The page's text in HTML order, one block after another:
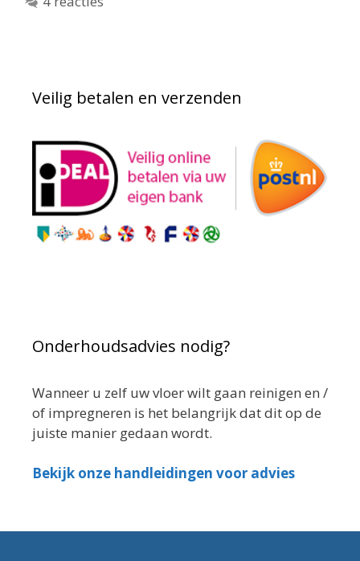
Veilig betalen en verzenden
Onderhoudsadvies nodig?
Wanneer u zelf uw vloer wilt gaan reinigen en /
of impregneren is het belangrijk dat dit op de
juiste manier gedaan wordt.
Bekijk onze handleidingen voor advies